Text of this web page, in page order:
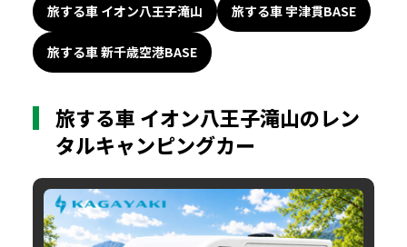
旅する車 イオン八王子滝山 旅する車 宇津貫BASE
旅する車 新千歳空港BASE
旅する車 イオン八王子滝山のレン
タルキャンピングカー